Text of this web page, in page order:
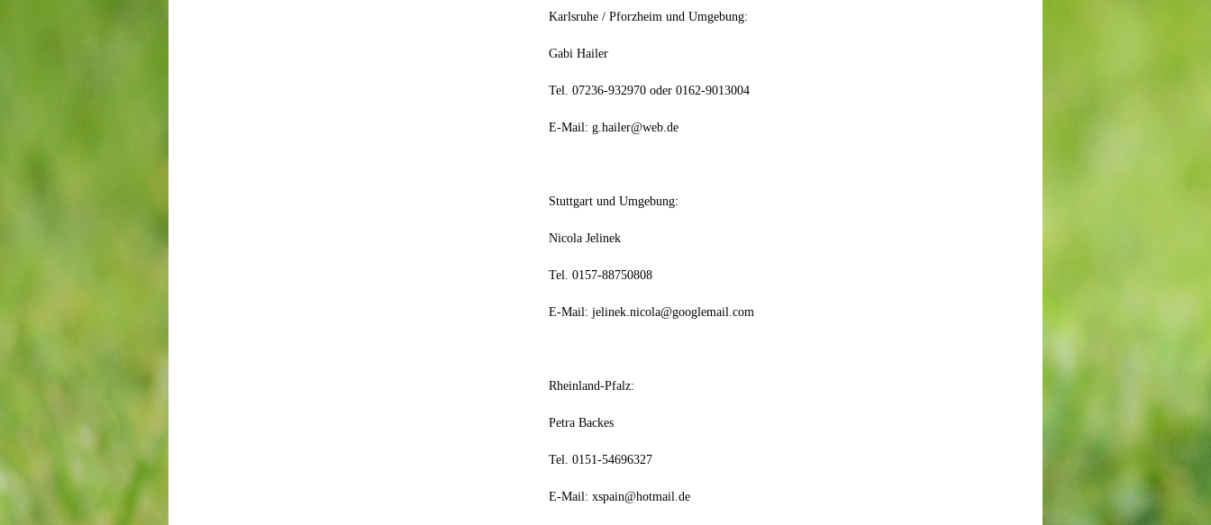
Karlsruhe / Pforzheim und Umgebung:
Gabi Hailer
Tel. 07236-932970 oder 0162-9013004
E-Mail: g.hailer@web.de
Stuttgart und Umgebung:
Nicola Jelinek
Tel. 0157-88750808
E-Mail: jelinek.nicola@googlemail.com
Rheinland-Pfalz:
Petra Backes
Tel. 0151-54696327
E-Mail: xspain@hotmail.de